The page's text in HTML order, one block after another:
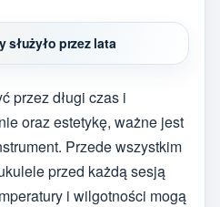
służyło przez lata
przez długi czas i
oraz estetykę, ważne jest
Przede wszystkim
przed każdą sesją
i wilgotności mogą